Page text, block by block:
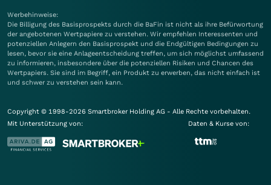
Werbehinweise:
Die Billigung des Basisprospekts durch die BaFin ist nicht als ihre Befürwortung
der angebotenen Wertpapiere zu verstehen. Wir empfehlen Interessenten und
potenziellen Anlegern den Basisprospekt und die Endgültigen Bedingungen zu
lesen, bevor sie eine Anlageentscheidung treffen, um sich möglichst umfassend
zu informieren, insbesondere über die potenziellen Risiken und Chancen des
Wertpapiers. Sie sind im Begriff, ein Produkt zu erwerben, das nicht einfach ist
und schwer zu verstehen sein kann.
Copyright © 1998-2026 Smartbroker Holding AG - Alle Rechte vorbehalten.
Mit Unterstützung von:
Daten & Kurse von: